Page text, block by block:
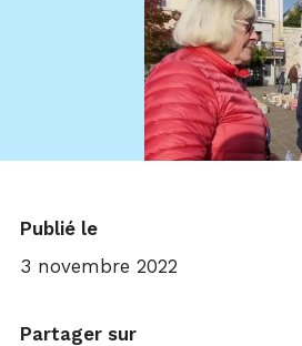
Publié le
3 novembre 2022
Partager sur